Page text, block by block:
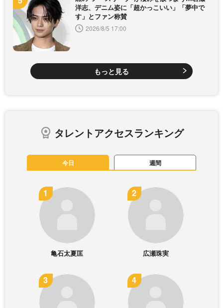
洋志、デニム姿に「超かっこいい」「夢中で
す」とファン称賛
2026/8/5 17:00
もっと見る
タレントアクセスランキング
今日 週間
亀石太夏匡 広瀬珠実